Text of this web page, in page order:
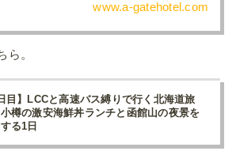
www.a-gatehotel.com
ら。
目】LCCと高速バス縛りで行く北海道旅
樽の激安海鮮丼ランチと函館山の夜景を
る1日